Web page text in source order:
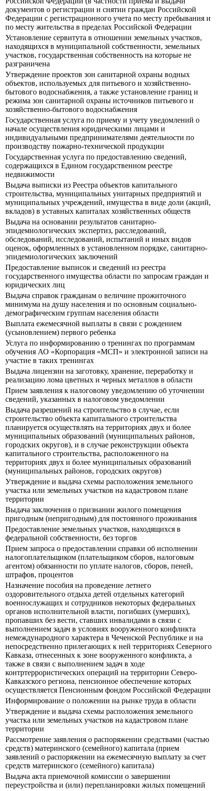
документов о регистрации и снятии граждан Российской
Федерации с регистрационного учета по месту пребывания и
по месту жительства в пределах Российской Федерации
Установление сервитута в отношении земельных участков,
находящихся в муниципальной собственности, земельных
участков, государственная собственность на которые не
разграничена
Утверждение проектов зон санитарной охраны водных
объектов, используемых для питьевого и хозяйственно-
бытового водоснабжения, а также установление границ и
режима зон санитарной охраны источников питьевого и
хозяйственно-бытового водоснабжения
Государственная услуга по приему и учету уведомлений о
начале осуществления юридическими лицами и
индивидуальными предпринимателями деятельности по
производству пожарно-технической продукции
Государственная услуга по предоставлению сведений,
содержащихся в Едином государственном реестре
недвижимости
Выдача выписки из Реестра объектов капитального
строительства, муниципальных унитарных предприятий и
муниципальных учреждений, имущества в виде доли (акций,
вкладов) в уставных капиталах хозяйственных обществ
Выдача на основании результатов санитарно-
эпидемиологических экспертиз, расследований,
обследований, исследований, испытаний и иных видов
оценок, оформленных в установленном порядке, санитарно-
эпидемиологических заключений
Предоставление выписок и сведений из реестра
государственного имущества области по запросам граждан и
юридических лиц
Выдача справок гражданам о величине прожиточного
минимума на душу населения и по основным социально-
демографическим группам населения области
Выплата ежемесячной выплаты в связи с рождением
(усыновлением) первого ребенка
Услуга по информированию о тренингах по программам
обучения АО «Корпорация «МСП» и электронной записи на
участие в таких тренингах
Выдача лицензии на заготовку, хранение, переработку и
реализацию лома цветных и черных металлов в области
Прием заявления к налоговому уведомлению об уточнении
сведений, указанных в налоговом уведомлении
Выдача разрешений на строительство в случае, если
строительство объекта капитального строительства
планируется осуществлять на территориях двух и более
муниципальных образований (муниципальных районов,
городских округов), и в случае реконструкции объекта
капитального строительства, расположенного на
территориях двух и более муниципальных образований
(муниципальных районов, городских округов)
Утверждение и выдача схемы расположения земельного
участка или земельных участков на кадастровом плане
территории
Выдача заключения о признании жилого помещения
пригодным (непригодным) для постоянного проживания
Предоставление земельных участков, находящихся в
федеральной собственности, без торгов
Прием запроса о предоставлении справки об исполнении
налогоплательщиком (плательщиком сборов, налоговым
агентом) обязанности по уплате налогов, сборов, пеней,
штрафов, процентов
Назначение пособия на проведение летнего
оздоровительного отдыха детей отдельных категорий
военнослужащих и сотрудников некоторых федеральных
органов исполнительной власти, погибших (умерших),
пропавших без вести, ставших инвалидами в связи с
выполнением задач в условиях вооруженного конфликта
немеждународного характера в Чеченской Республике и на
непосредственно прилегающих к ней территориях Северного
Кавказа, отнесенных к зоне вооруженного конфликта, а
также в связи с выполнением задач в ходе
контртеррористических операций на территории Северо-
Кавказского региона, пенсионное обеспечение которых
осуществляется Пенсионным фондом Российской Федерации
Информирование о положении на рынке труда в области
Утверждение и выдача схемы расположения земельного
участка или земельных участков на кадастровом плане
территории
Рассмотрение заявления о распоряжении средствами (частью
средств) материнского (семейного) капитала (прием
заявлений о распоряжении на ежемесячную выплату за счет
средств материнского (семейного) капитала)
Выдача акта приемочной комиссии о завершении
переустройства и (или) перепланировки жилых помещений